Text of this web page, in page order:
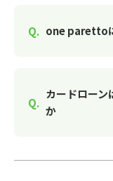
one paretto
カードローン
か